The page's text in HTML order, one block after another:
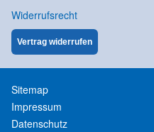
Widerrufsrecht
Vertrag widerrufen
Sitemap
Impressum
Datenschutz